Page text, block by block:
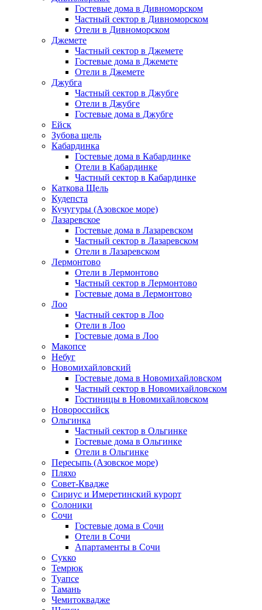
Гостевые дома в Дивноморском
Частный сектор в Дивноморском
Отели в Дивноморском
Джемете
Частный сектор в Джемете
Гостевые дома в Джемете
Отели в Джемете
Джубга
Частный сектор в Джубге
Отели в Джубге
Гостевые дома в Джубге
Ейск
Зубова щель
Кабардинка
Гостевые дома в Кабардинке
Отели в Кабардинке
Частный сектор в Кабардинке
Каткова Щель
Кудепста
Кучугуры (Азовское море)
Лазаревское
Гостевые дома в Лазаревском
Частный сектор в Лазаревском
Отели в Лазаревском
Лермонтово
Отели в Лермонтово
Частный сектор в Лермонтово
Гостевые дома в Лермонтово
Лоо
Частный сектор в Лоо
Отели в Лоо
Гостевые дома в Лоо
Макопсе
Небуг
Новомихайловский
Гостевые дома в Новомихайловском
Частный сектор в Новомихайловском
Гостиницы в Новомихайловском
Новороссийск
Ольгинка
Частный сектор в Ольгинке
Гостевые дома в Ольгинке
Отели в Ольгинке
Пересыпь (Азовское море)
Пляхо
Совет-Квадже
Сириус и Имеретинский курорт
Солоники
Сочи
Гостевые дома в Сочи
Отели в Сочи
Апартаменты в Сочи
Сукко
Темрюк
Туапсе
Тамань
Чемитоквадже